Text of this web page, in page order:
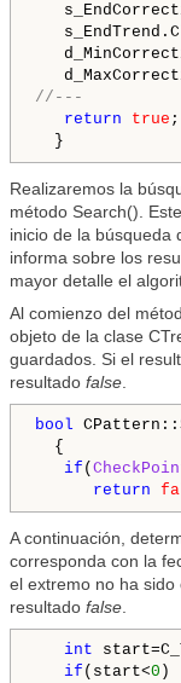
//---
return
true ;
Realizaremos la
método Search().
inicio de la búsqueda
informa sobre los
mayor detalle el
Al comienzo del
objeto de la clase
guardados. Si el
resultado false.
bool
{
if (
return
A continuación,
corresponda con la
el extremo no ha
resultado false.
int
if (start<0 )